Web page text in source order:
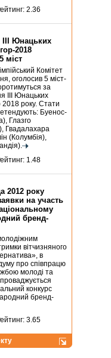
2.36
Юнацьких
2018
міст
Комітет
оголосив 5 міст-
за
III Юнацьких
2018 року. Стати
Буенос-
Глазго
Гвадалахара
(Колумбія),
1.48
2012 року
на участь
бренд-
вітчизняного
в
про співпрацю
молоді та
конкурс
бренд-
3.65